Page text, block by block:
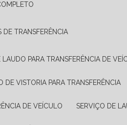
DE TRANSFERÊNCIA
LAUDO PARA TRANSFERÊNCIA DE
DE VISTORIA PARA TRANSFERÊNCIA
DE VEÍCULO SERVIÇO DE